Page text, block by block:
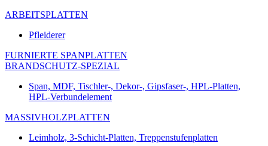
ARBEITSPLATTEN
Pfleiderer
FURNIERTE SPANPLATTEN
BRANDSCHUTZ-SPEZIAL
Span, MDF, Tischler-, Dekor-, Gipsfaser-, HPL-Platten,
HPL-Verbundelement
MASSIVHOLZPLATTEN
Leimholz, 3-Schicht-Platten, Treppenstufenplatten